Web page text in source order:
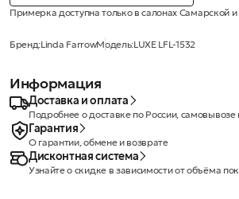
Примерка доступна только в салонах Самарской и
Бренд:Linda FarrowМодель:LUXE LFL-1532
Информация
Доставка и оплата
Подробнее о доставке по России, самовывозе
Гарантия
О гарантии, обмене и возврате
Дисконтная система
Узнайте о скидке в зависимости от объёма